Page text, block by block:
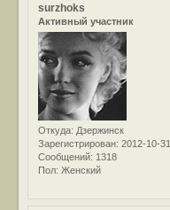
surzhoks
Активный участник
Откуда: Дзержинск
Зарегистрирован: 2012-10-31
Сообщений: 1318
Пол: Женский